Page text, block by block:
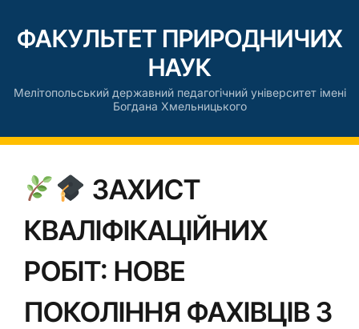
ФАКУЛЬТЕТ ПРИРОДНИЧИХ
НАУК
Мелітопольський державний педагогічний університет імені
Богдана Хмельницького
ЗАХИСТ
КВАЛІФІКАЦІЙНИХ
РОБІТ: НОВЕ
ПОКОЛІННЯ ФАХІВЦІВ З